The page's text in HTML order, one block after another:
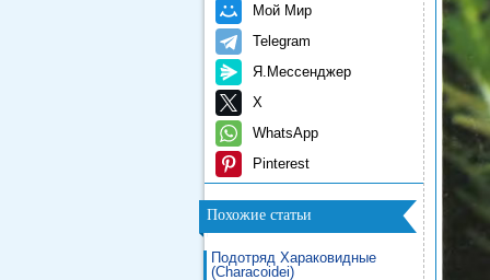
Мой Мир
Telegram
Я.Мессенджер
X
WhatsApp
Pinterest
Похожие статьи
Подотряд Хараковидные
(Characoidei)